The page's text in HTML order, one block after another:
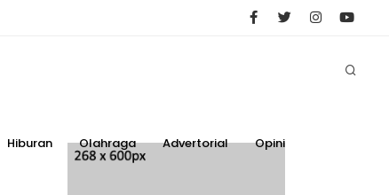
Hiburan Olahraga Advertorial Opini